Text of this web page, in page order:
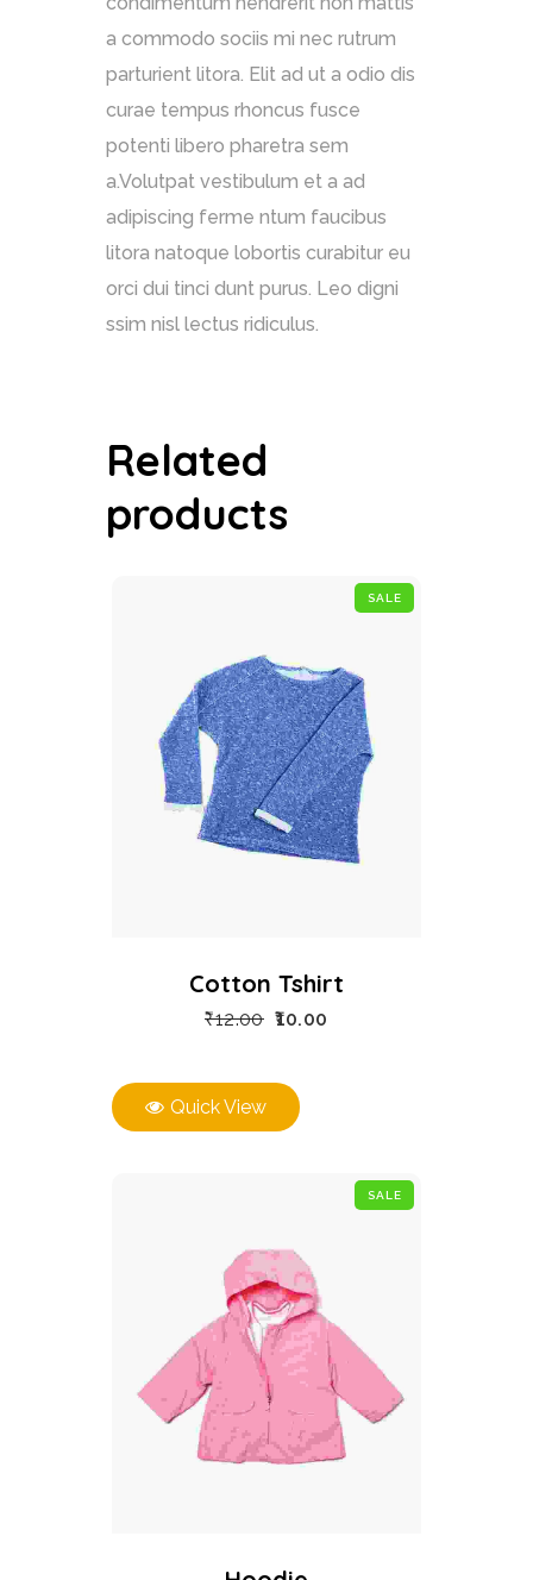
a commodo sociis mi nec rutrum
parturient litora. Elit ad ut a odio dis
curae tempus rhoncus fusce
potenti libero pharetra sem
a.Volutpat vestibulum et a ad
adipiscing ferme ntum faucibus
litora natoque lobortis curabitur eu
orci dui tinci dunt purus. Leo digni
ssim nisl lectus ridiculus.
Related
products
SALE
Cotton Tshirt
₹12.00 10.00
Quick View
SALE